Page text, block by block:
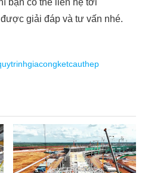
giải đáp và tư vấn nhé.